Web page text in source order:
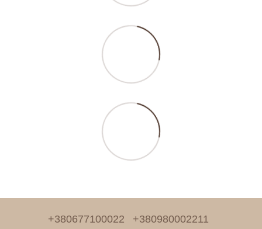
+380677100022 +380980002211